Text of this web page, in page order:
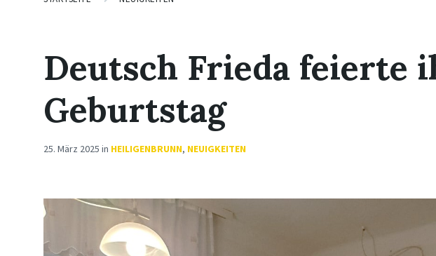
Deutsch Frieda feierte
Geburtstag
25. März 2025 in HEILIGENBRUNN, NEUIGKEITEN